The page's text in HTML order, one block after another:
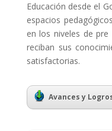
Educación desde el
espacios
en los niveles de
reciban sus
satisfactorias.
Avances y